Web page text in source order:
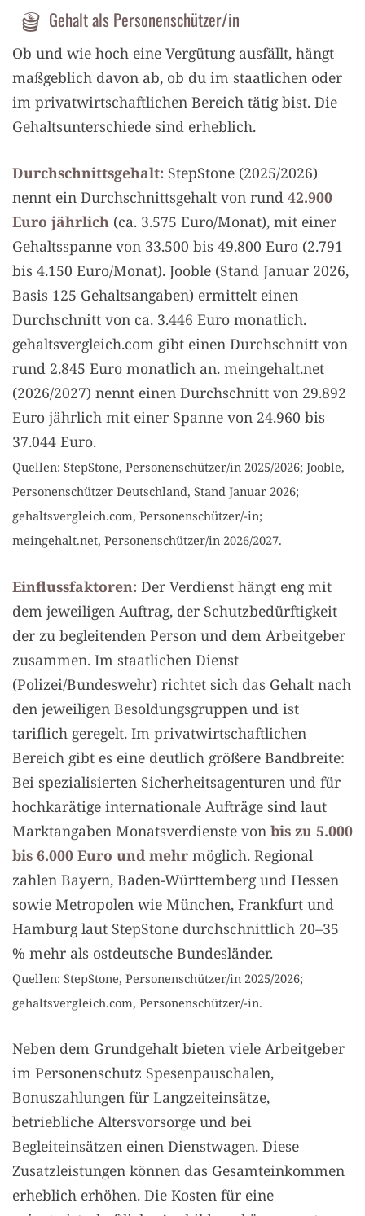
Gehalt als Personenschützer/in
Ob und wie hoch eine Vergütung ausfällt, hängt
maßgeblich davon ab, ob du im staatlichen oder
im privatwirtschaftlichen Bereich tätig bist. Die
Gehaltsunterschiede sind erheblich.
Durchschnittsgehalt: StepStone (2025/2026)
nennt ein Durchschnittsgehalt von rund 42.900
Euro jährlich (ca. 3.575 Euro/Monat), mit einer
Gehaltsspanne von 33.500 bis 49.800 Euro (2.791
bis 4.150 Euro/Monat). Jooble (Stand Januar 2026,
Basis 125 Gehaltsangaben) ermittelt einen
Durchschnitt von ca. 3.446 Euro monatlich.
gehaltsvergleich.com gibt einen Durchschnitt von
rund 2.845 Euro monatlich an. meingehalt.net
(2026/2027) nennt einen Durchschnitt von 29.892
Euro jährlich mit einer Spanne von 24.960 bis
37.044 Euro.
Quellen: StepStone, Personenschützer/in 2025/2026; Jooble,
Personenschützer Deutschland, Stand Januar 2026;
gehaltsvergleich.com, Personenschützer/-in;
meingehalt.net, Personenschützer/in 2026/2027.
Einflussfaktoren: Der Verdienst hängt eng mit
dem jeweiligen Auftrag, der Schutzbedürftigkeit
der zu begleitenden Person und dem Arbeitgeber
zusammen. Im staatlichen Dienst
(Polizei/Bundeswehr) richtet sich das Gehalt nach
den jeweiligen Besoldungsgruppen und ist
tariflich geregelt. Im privatwirtschaftlichen
Bereich gibt es eine deutlich größere Bandbreite:
Bei spezialisierten Sicherheitsagenturen und für
hochkarätige internationale Aufträge sind laut
Marktangaben Monatsverdienste von bis zu 5.000
bis 6.000 Euro und mehr möglich. Regional
zahlen Bayern, Baden-Württemberg und Hessen
sowie Metropolen wie München, Frankfurt und
Hamburg laut StepStone durchschnittlich 20–35
% mehr als ostdeutsche Bundesländer.
Quellen: StepStone, Personenschützer/in 2025/2026;
gehaltsvergleich.com, Personenschützer/-in.
Neben dem Grundgehalt bieten viele Arbeitgeber
im Personenschutz Spesenpauschalen,
Bonuszahlungen für Langzeiteinsätze,
betriebliche Altersvorsorge und bei
Begleiteinsätzen einen Dienstwagen. Diese
Zusatzleistungen können das Gesamteinkommen
erheblich erhöhen. Die Kosten für eine